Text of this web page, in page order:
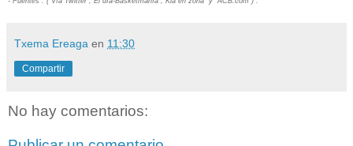
Txema Ereaga en 11:30
Compartir
No hay comentarios: